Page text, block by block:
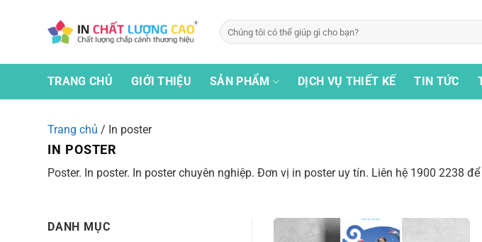
dung
Tìm
kiếm:
TRANG CHỦ GIỚI THIỆU SẢN PHẨM DỊCH VỤ THIẾT KẾ TIN TỨC
Trang chủ / In poster
IN POSTER
Poster. In poster. In poster chuyên nghiệp. Đơn vị in poster uy tín. Liên hệ 1900 2238
DANH MỤC